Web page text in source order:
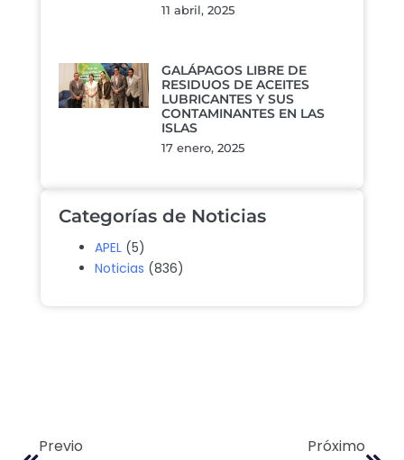
11 abril, 2025
GALÁPAGOS LIBRE DE
RESIDUOS DE ACEITES
LUBRICANTES Y SUS
CONTAMINANTES EN LAS
ISLAS
17 enero, 2025
Categorías de Noticias
APEL (5)
Noticias (836)
Previo Próximo